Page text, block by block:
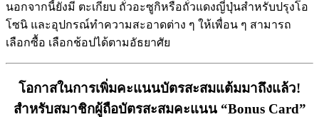
นอกจากนี้ยังมี ตะเกียบ ถั่วอะซูกิหรือถั่วแดงญี่ปุ่นสำหรับปรุงโอ
โซนิ และอุปกรณ์ทำความสะอาดต่าง ๆ ให้เพื่อน ๆ สามารถ
เลือกซื้อ เลือกช้อปได้ตามอัธยาศัย
โอกาสในการเพิ่มคะแนนบัตรสะสมแต้มมาถึงแล้ว!
สำหรับสมาชิกผู้ถือบัตรสะสมคะแนน “Bonus Card”